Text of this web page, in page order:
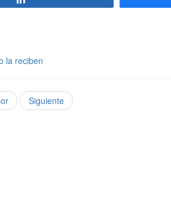
la reciben
Siguiente